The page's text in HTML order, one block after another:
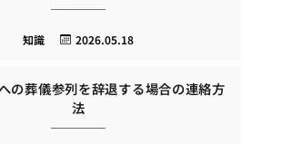
2026.05.18
知識
の葬儀参列を辞退する場合の連絡方
法